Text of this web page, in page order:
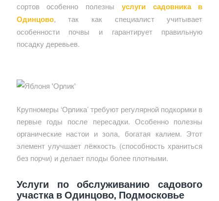
сортов особенно полезны услуги садовника в
Одинцово, так как специалист учитывает
особенности почвы и гарантирует правильную
посадку деревьев.
Крупномеры ‘Орлика’ требуют регулярной подкормки в
первые годы после пересадки. Особенно полезны
органические настои и зола, богатая калием. Этот
элемент улучшает лёжкость (способность храниться
без порчи) и делает плоды более плотными.
Услуги по обслуживанию садового
участка в Одинцово, Подмосковье